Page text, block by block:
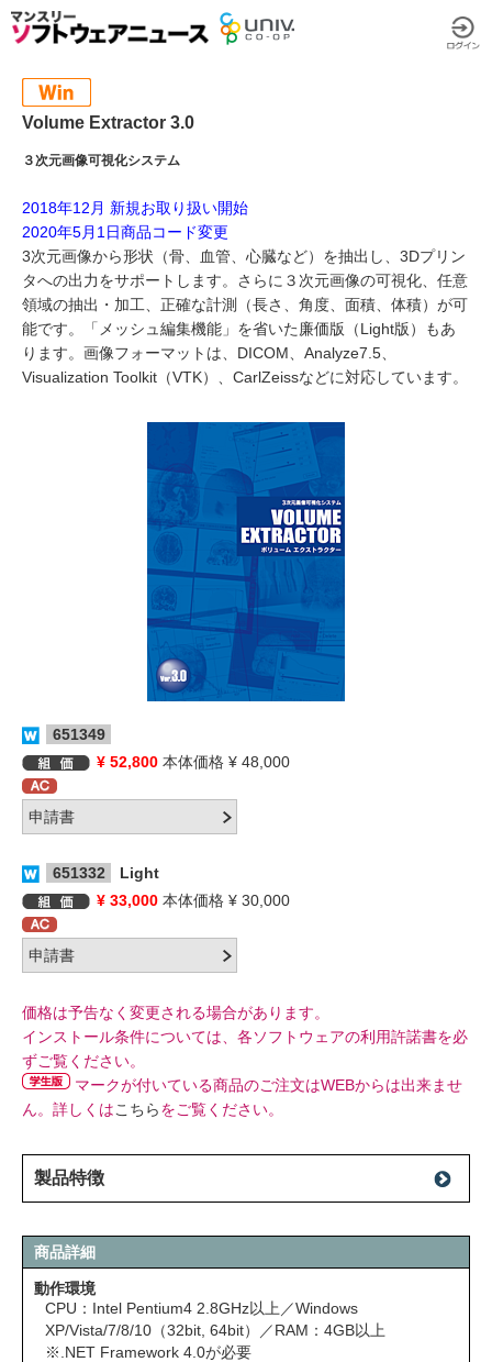
Volume Extractor 3.0
３次元画像可視化システム
2018年12月 新規お取り扱い開始
2020年5月1日商品コード変更
3次元画像から形状（骨、血管、心臓など）を抽出し、3Dプリン
タへの出力をサポートします。さらに３次元画像の可視化、任意
領域の抽出・加工、正確な計測（長さ、角度、面積、体積）が可
能です。「メッシュ編集機能」を省いた廉価版（Light版）もあ
ります。画像フォーマットは、DICOM、Analyze7.5、
Visualization Toolkit（VTK）、CarlZeissなどに対応しています。
651349
¥ 52,800 本体価格 ¥ 48,000
651332
Light
¥ 33,000 本体価格 ¥ 30,000
価格は予告なく変更される場合があります。
インストール条件については、各ソフトウェアの利用許諾書を必
ずご覧ください。
マークが付いている商品のご注文はWEBからは出来ませ
ん。詳しくはこちらをご覧ください。
製品特徴
商品詳細
動作環境
CPU：Intel Pentium4 2.8GHz以上／Windows
XP/Vista/7/8/10（32bit, 64bit）／RAM：4GB以上
※.NET Framework 4.0が必要